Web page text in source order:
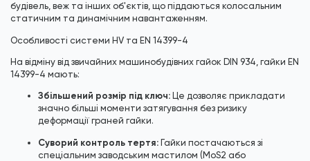
будівель, веж та інших об'єктів, що піддаються колосальним
статичним та динамічним навантаженням.
Особливості системи HV та EN 14399-4
На відміну від звичайних машинобудівних гайок DIN 934 , гайки EN
14399-4 мають:
Збільшений розмір під ключ: Це дозволяє прикладати
значно більші моменти затягування без ризику
деформації граней гайки.
Суворий контроль тертя: Гайки постачаються зі
спеціальним заводським мастилом (MoS2 або